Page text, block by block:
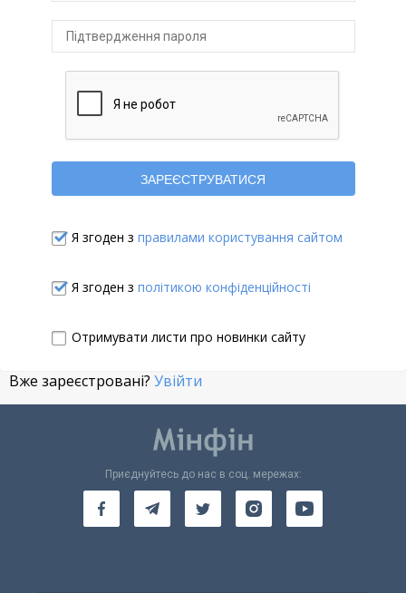
Я згоден з правилами користування сайтом
Я згоден з політикою конфіденційності
Отримувати листи про новинки сайту
Вже зареєстровані? Увійти
Приєднуйтесь до нас в соц. мережах: